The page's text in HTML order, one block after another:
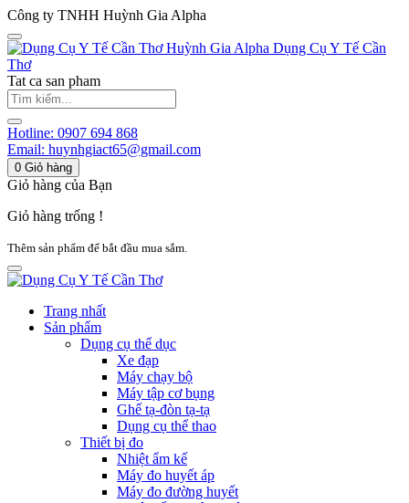
Công ty TNHH Huỳnh Gia Alpha
Huỳnh Gia Alpha Dụng Cụ Y Tế Cần
Thơ
Tat ca san pham
Hotline: 0907 694 868
Email: huynhgiact65@gmail.com
0 Giỏ hàng
Giỏ hàng của Bạn
Giỏ hàng trống !
Thêm sản phẩm để bắt đầu mua sắm.
Trang nhất
Sản phẩm
Dụng cụ thể dục
Xe đạp
Máy chạy bộ
Máy tập cơ bụng
Ghế tạ-đòn tạ-tạ
Dụng cụ thể thao
Thiết bị đo
Nhiệt ẩm kế
Máy đo huyết áp
Máy đo đường huyết